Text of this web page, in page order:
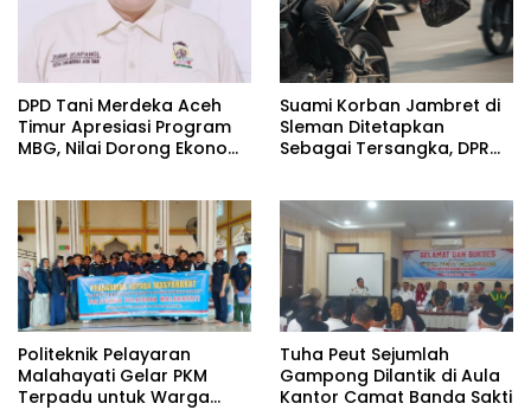
DPD Tani Merdeka Aceh
Timur Apresiasi Program
MBG, Nilai Dorong Ekonomi
Suami Korban Jambret di
Sleman Ditetapkan
Sebagai Tersangka, DPR
Politeknik Pelayaran
Malahayati Gelar PKM
Terpadu untuk Warga
Tuha Peut Sejumlah
Gampong Dilantik di Aula
Kantor Camat Banda Sakti